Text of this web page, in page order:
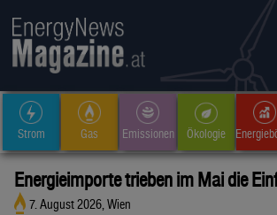
Strom Gas Emissionen Ökologie
Energieimporte trieben im Mai die
7. August 2026, Wien